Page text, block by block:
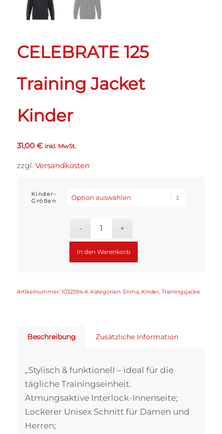
CELEBRATE 125
Training Jacket
Kinder
31,00 € inkl. MwSt.
zzgl. Versandkosten
Kinder-
Größen
In den Warenkorb
Artikelnummer: 1032594-K Kategorien: Erima, Kinder, Trainingsjacke
Beschreibung Zusätzliche Information
„Stylisch & funktionell – ideal für die
tägliche Trainingseinheit.
Atmungsaktive Interlock-Innenseite;
Lockerer Unisex Schnitt für Damen und
Herren;